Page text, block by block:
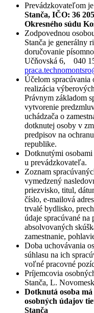
Prevádzkovateľom
Stanča, IČO: 36
Okresného súdu
Zodpovednou
Stanča je generálny
doručovanie
Učňovská 6, 040
Účelom spracúvania
realizácia
Právnym základom
vytvorenie
uchádzača o
dotknutej osoby v
predpisov na
republike.
Dotknutými osobami
u prevádzkovateľa.
Zoznam
vymedzený
priezvisko, titul,
číslo, e-mailová
trvalé bydlisko,
údaje spracúvané na
absolvovaných
zamestnanie,
Doba uchovávania
súhlasu na ich
voľné pracovné
Príjemcovia
Stanča, L.
Dotknutá osoba
osobných údajov
Stanča